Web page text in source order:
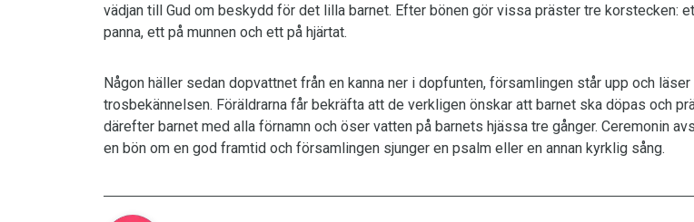
vädjan till Gud om beskydd för det lilla barnet. Efter bönen gör vissa präster tre korstecken:
panna, ett på munnen och ett på hjärtat.
Någon häller sedan dopvattnet från en kanna ner i dopfunten, församlingen står upp och
trosbekännelsen. Föräldrarna får bekräfta att de verkligen önskar att barnet ska döpas och
därefter barnet med alla förnamn och öser vatten på barnets hjässa tre gånger. Ceremonin
en bön om en god framtid och församlingen sjunger en psalm eller en annan kyrklig sång.